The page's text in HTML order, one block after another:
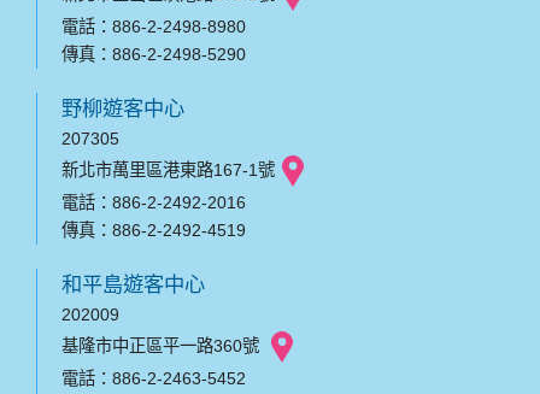
電話：886-2-2498-8980
傳真：886-2-2498-5290
野柳遊客中心
207305
新北市萬里區港東路167-1號
電話：886-2-2492-2016
傳真：886-2-2492-4519
和平島遊客中心
202009
基隆市中正區平一路360號
電話：886-2-2463-5452